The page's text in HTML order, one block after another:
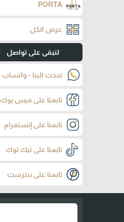
PORTA
عرض الكل
لنبقى على تواصل
تحدث الينا - واتساب
تابعنا على فيس بوك
تابعنا على إنستغرام
تابعنا على تيك توك
تابعنا على بنترست